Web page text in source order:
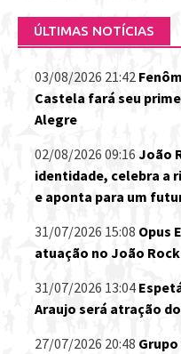
ÚLTIMAS NOTÍCIAS
03/08/2026 21:42
Castela fará seu
Alegre
02/08/2026 09:16 João
identidade, celebra a
e aponta para um
31/07/2026 15:08 Opus
atuação no João
31/07/2026 13:04
Araujo será atração do
27/07/2026 20:48